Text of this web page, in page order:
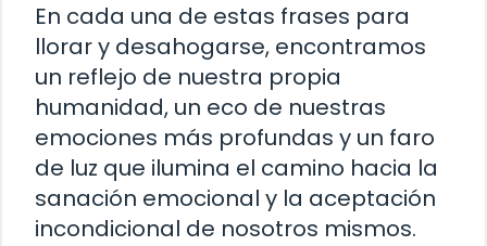
En cada una de estas frases para
llorar y desahogarse, encontramos
un reflejo de nuestra propia
humanidad, un eco de nuestras
emociones más profundas y un faro
de luz que ilumina el camino hacia la
sanación emocional y la aceptación
incondicional de nosotros mismos.